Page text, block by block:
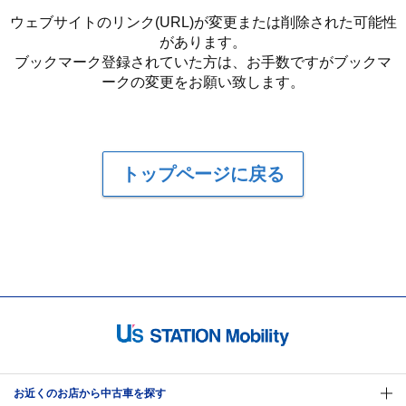
ウェブサイトのリンク(URL)が変更または削除された可能性
があります。
ブックマーク登録されていた方は、お手数ですがブックマ
ークの変更をお願い致します。
トップページに戻る
お近くのお店から中古車を探す